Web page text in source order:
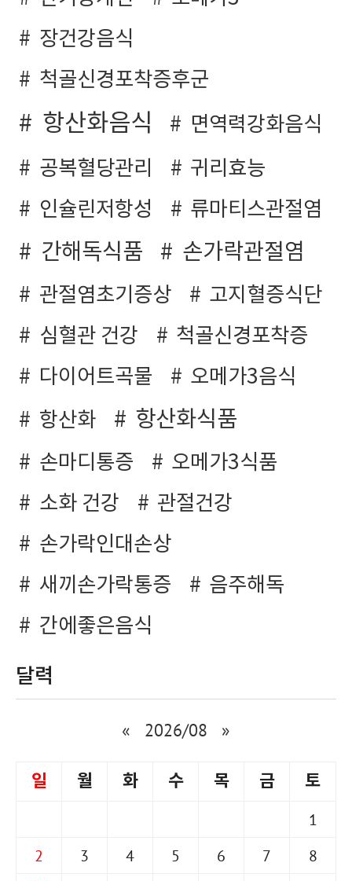
장건강음식
척골신경포착증후군
항산화음식
면역력강화음식
공복혈당관리
귀리효능
인슐린저항성
류마티스관절염
간해독식품 손가락관절염
관절염초기증상
고지혈증식단
심혈관 건강
척골신경포착증
다이어트곡물
오메가3음식
항산화
항산화식품
손마디통증
오메가3식품
소화 건강
관절건강
손가락인대손상
새끼손가락통증
음주해독
간에좋은음식
달력
« 2026/08 »
일 월 화 수 목 금 토
1
2
3 4 5 6 7
8